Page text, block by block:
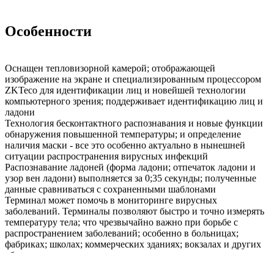
Особенности
Оснащен тепловизорной камерой; отображающей
изображение на экране и специализированным процессором
ZKTeco для идентификации лиц и новейшей технологии
компьютерного зрения; поддерживает идентификацию лиц и
ладони
Технология бесконтактного распознавания и новые функции
обнаружения повышенной температуры; и определение
наличия маски - все это особенно актуально в нынешней
ситуации распространения вирусных инфекций
Распознавание ладоней (форма ладони; отпечаток ладони и
узор вен ладони) выполняется за 0;35 секунды; полученные
данные сравниваться с сохраненными шаблонами
Терминал может помочь в мониторинге вирусных
заболеваний. Терминалы позволяют быстро и точно измерять
температуру тела; что чрезвычайно важно при борьбе с
распространением заболеваний; особенно в больницах;
фабриках; школах; коммерческих зданиях; вокзалах и других